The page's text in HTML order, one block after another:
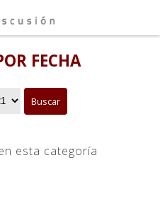
FECHA
Buscar
esta categoría